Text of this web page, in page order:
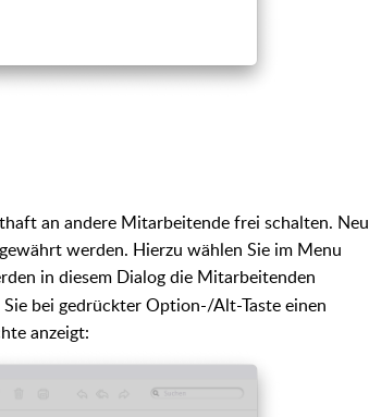
an andere Mitarbeitende frei schalten. Neu
werden. Hierzu wählen Sie im Menu
in diesem Dialog die Mitarbeitenden
bei gedrückter Option-/Alt-Taste einen
anzeigt: